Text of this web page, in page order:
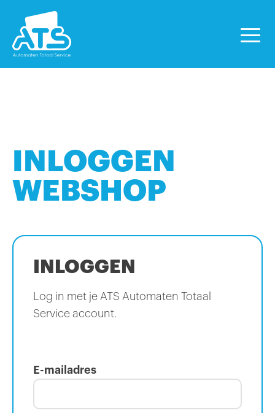
INLOGGEN
WEBSHOP
INLOGGEN
Log in met je ATS Automaten Totaal
Service account.
E-mailadres